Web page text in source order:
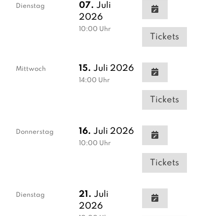
Dienstag 07. Juli
2026
10:00 Uhr
Tickets
Mittwoch 15. Juli 2026
14:00 Uhr
Tickets
Donnerstag 16. Juli 2026
10:00 Uhr
Tickets
Dienstag 21. Juli
2026